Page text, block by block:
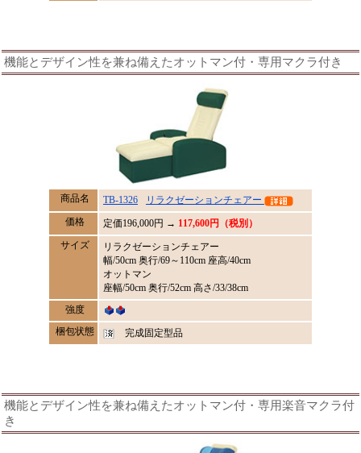
機能とデザイン性を兼ね備えたオットマン付・専用マクラ付き
商品名 TB-1326
リラクゼーションチェアー
価格
定価196,000円 → 117,600円（税別）
サイズ
リラクゼーションチェアー
幅/50cm 奥行/69～110cm 座高/40cm
オットマン
座幅/50cm 奥行/52cm 高さ/33/38cm
強度
梱包状態
完成固定型品
機能とデザイン性を兼ね備えたオットマン付・専用楽音マクラ付
き